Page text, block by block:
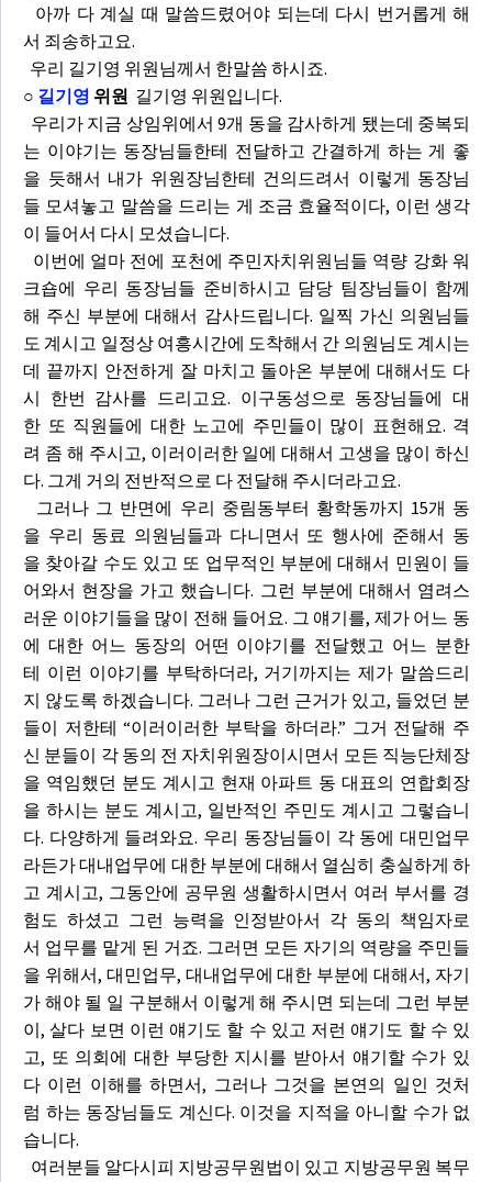
아까 다 계실 때 말씀드렸어야 되는데 다시 번거롭게 해
서 죄송하고요.
우리 길기영 위원님께서 한말씀 하시죠.
○ 길기영 위원 길기영 위원입니다.
우리가 지금 상임위에서 9개 동을 감사하게 됐는데 중복되
는 이야기는 동장님들한테 전달하고 간결하게 하는 게 좋
을 듯해서 내가 위원장님한테 건의드려서 이렇게 동장님
들 모셔놓고 말씀을 드리는 게 조금 효율적이다, 이런 생각
이 들어서 다시 모셨습니다.
이번에 얼마 전에 포천에 주민자치위원님들 역량 강화 워
크숍에 우리 동장님들 준비하시고 담당 팀장님들이 함께
해 주신 부분에 대해서 감사드립니다. 일찍 가신 의원님들
도 계시고 일정상 여흥시간에 도착해서 간 의원님도 계시는
데 끝까지 안전하게 잘 마치고 돌아온 부분에 대해서도 다
시 한번 감사를 드리고요. 이구동성으로 동장님들에 대
한 또 직원들에 대한 노고에 주민들이 많이 표현해요. 격
려 좀 해 주시고, 이러이러한 일에 대해서 고생을 많이 하신
다. 그게 거의 전반적으로 다 전달해 주시더라고요.
그러나 그 반면에 우리 중림동부터 황학동까지 15개 동
을 우리 동료 의원님들과 다니면서 또 행사에 준해서 동
을 찾아갈 수도 있고 또 업무적인 부분에 대해서 민원이 들
어와서 현장을 가고 했습니다. 그런 부분에 대해서 염려스
러운 이야기들을 많이 전해 들어요. 그 얘기를, 제가 어느 동
에 대한 어느 동장의 어떤 이야기를 전달했고 어느 분한
테 이런 이야기를 부탁하더라, 거기까지는 제가 말씀드리
지 않도록 하겠습니다. 그러나 그런 근거가 있고, 들었던 분
들이 저한테 “이러이러한 부탁을 하더라.” 그거 전달해 주
신 분들이 각 동의 전 자치위원장이시면서 모든 직능단체장
을 역임했던 분도 계시고 현재 아파트 동 대표의 연합회장
을 하시는 분도 계시고, 일반적인 주민도 계시고 그렇습니
다. 다양하게 들려와요. 우리 동장님들이 각 동에 대민업무
라든가 대내업무에 대한 부분에 대해서 열심히 충실하게 하
고 계시고, 그동안에 공무원 생활하시면서 여러 부서를 경
험도 하셨고 그런 능력을 인정받아서 각 동의 책임자로
서 업무를 맡게 된 거죠. 그러면 모든 자기의 역량을 주민들
을 위해서, 대민업무, 대내업무에 대한 부분에 대해서, 자기
가 해야 될 일 구분해서 이렇게 해 주시면 되는데 그런 부분
이, 살다 보면 이런 얘기도 할 수 있고 저런 얘기도 할 수 있
고, 또 의회에 대한 부당한 지시를 받아서 얘기할 수가 있
다 이런 이해를 하면서, 그러나 그것을 본연의 일인 것처
럼 하는 동장님들도 계신다. 이것을 지적을 아니할 수가 없
습니다.
여러분들 알다시피 지방공무원법이 있고 지방공무원 복무